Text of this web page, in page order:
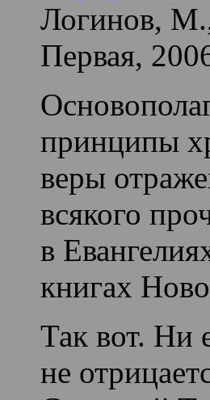
Логинов,
Первая,
принципы
веры
всякого
в
книгах
Так вот. Ни
не